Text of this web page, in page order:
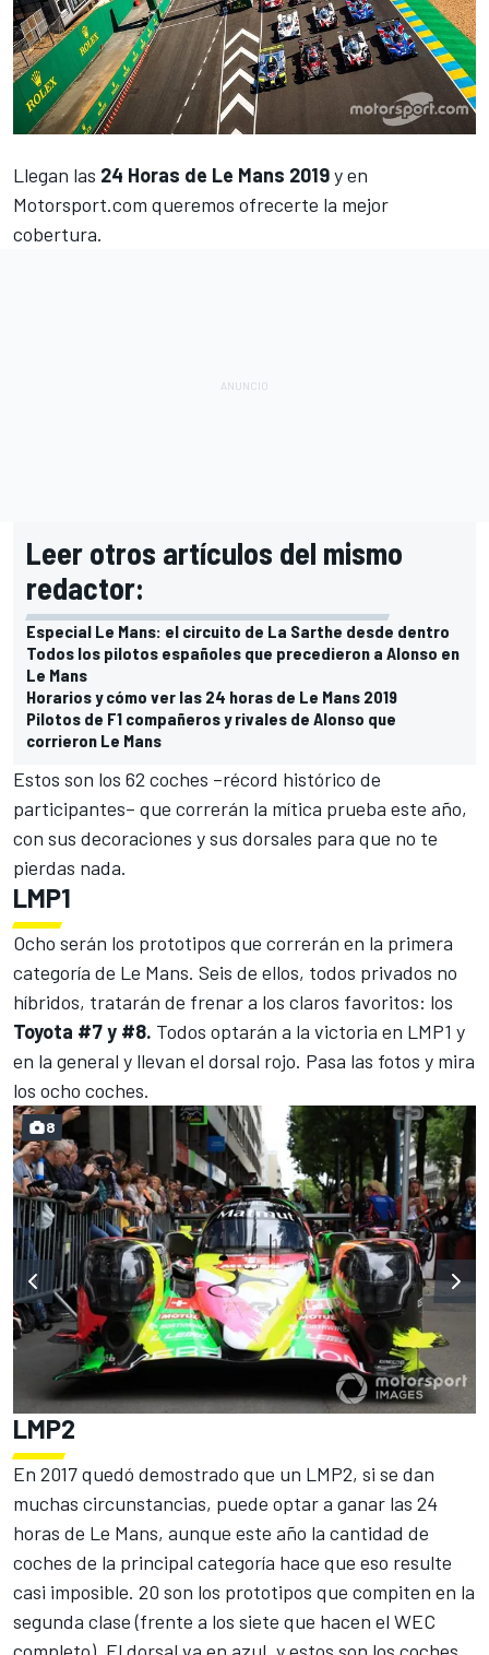
Llegan las 24 Horas de Le Mans 2019y en
Motorsport.com queremos ofrecerte la mejor
cobertura.
Leer otros artículos del mismo
redactor:
Especial Le Mans: el circuito de La Sarthe desde dentro
Todos los pilotos españoles que precedieron a Alonso en
Le Mans
Horarios y cómo ver las 24 horas de Le Mans 2019
Pilotos de F1 compañeros y rivales de Alonso que
corrieron Le Mans
Estos son los 62 coches –récord histórico de
participantes– que correrán la mítica prueba este año,
con sus decoraciones y sus dorsales para que no te
pierdas nada.
LMP1
Ocho serán los prototipos que correrán en la primera
categoría de Le Mans. Seis de ellos, todos privados no
híbridos, tratarán de frenar a los claros favoritos: los
Toyota #7 y #8. Todos optarán a la victoria en LMP1 y
en la general y llevan el dorsal rojo. Pasa las fotos y mira
los ocho coches.
8
LMP2
En 2017 quedó demostrado que un LMP2, si se dan
muchas circunstancias, puede optar a ganar las 24
horas de Le Mans, aunque este año la cantidad de
coches de la principal categoría hace que eso resulte
casi imposible. 20 son los prototipos que compiten en la
segunda clase (frente a los siete que hacen el WEC